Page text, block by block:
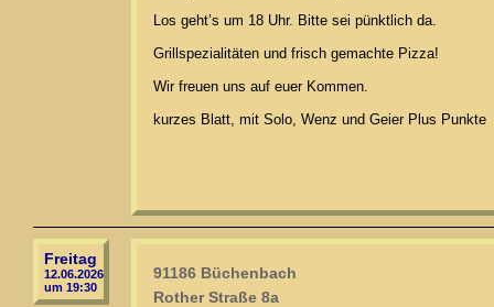
Los geht’s um 18 Uhr. Bitte sei pünktlich da.
Grillspezialitäten und frisch gemachte Pizza!
Wir freuen uns auf euer Kommen.
kurzes Blatt, mit Solo, Wenz und Geier Plus Punkte
Freitag
12.06.2026
um 19:30
91186 Büchenbach
Rother Straße 8a